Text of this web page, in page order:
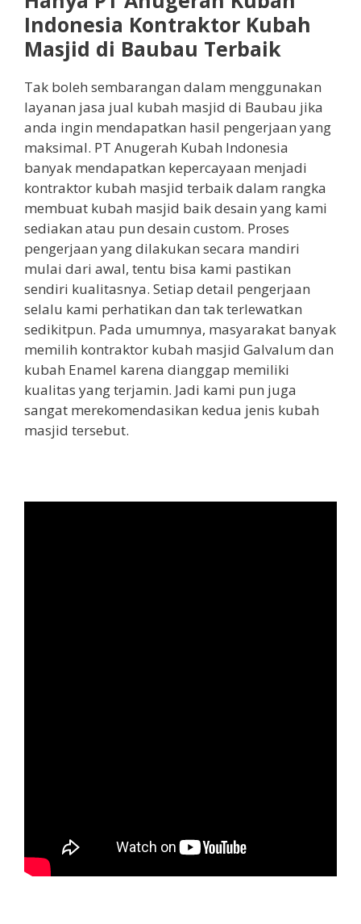
Indonesia Kontraktor Kubah
Masjid di Baubau Terbaik
Tak boleh sembarangan dalam menggunakan
layanan jasa jual kubah masjid di Baubau jika
anda ingin mendapatkan hasil pengerjaan yang
maksimal. PT Anugerah Kubah Indonesia
banyak mendapatkan kepercayaan menjadi
kontraktor kubah masjid terbaik dalam rangka
membuat kubah masjid baik desain yang kami
sediakan atau pun desain custom. Proses
pengerjaan yang dilakukan secara mandiri
mulai dari awal, tentu bisa kami pastikan
sendiri kualitasnya. Setiap detail pengerjaan
selalu kami perhatikan dan tak terlewatkan
sedikitpun. Pada umumnya, masyarakat banyak
memilih kontraktor kubah masjid Galvalum dan
kubah Enamel karena dianggap memiliki
kualitas yang terjamin. Jadi kami pun juga
sangat merekomendasikan kedua jenis kubah
masjid tersebut.